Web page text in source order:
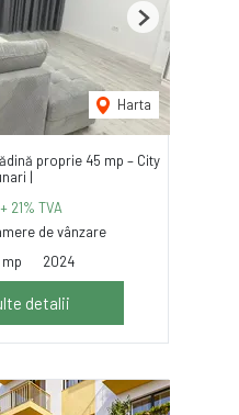
Harta
Next
proprie 45 mp – City
|
+ 21% TVA
de vânzare
2024
detalii